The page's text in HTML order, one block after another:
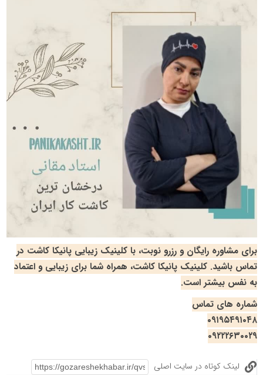
برای مشاوره رایگان و رزرو نوبت، با کلینیک زیبایی پانیکا کاشت در
تماس باشید. کلینیک پانیکا کاشت، همراه شما برای زیبایی و اعتماد
به نفس بیشتر است.
شماره های تماس
۰۹۱۹۵۴۹۱۰۴۸
۰۹۲۲۲۶۳۰۰۲۹
لینک کوتاه در سایت اصلی